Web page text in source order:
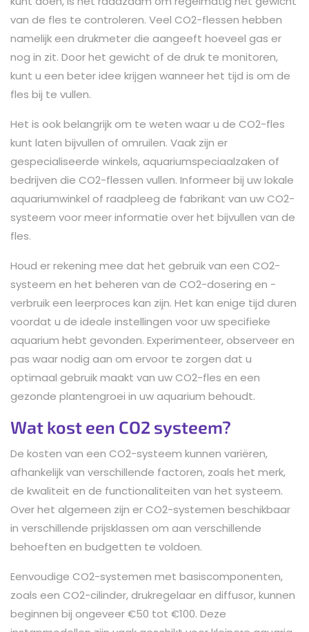
van de fles te controleren. Veel CO2-flessen hebben
namelijk een drukmeter die aangeeft hoeveel gas er
nog in zit. Door het gewicht of de druk te monitoren,
kunt u een beter idee krijgen wanneer het tijd is om de
fles bij te vullen.
Het is ook belangrijk om te weten waar u de CO2-fles
kunt laten bijvullen of omruilen. Vaak zijn er
gespecialiseerde winkels, aquariumspeciaalzaken of
bedrijven die CO2-flessen vullen. Informeer bij uw lokale
aquariumwinkel of raadpleeg de fabrikant van uw CO2-
systeem voor meer informatie over het bijvullen van de
fles.
Houd er rekening mee dat het gebruik van een CO2-
systeem en het beheren van de CO2-dosering en -
verbruik een leerproces kan zijn. Het kan enige tijd duren
voordat u de ideale instellingen voor uw specifieke
aquarium hebt gevonden. Experimenteer, observeer en
pas waar nodig aan om ervoor te zorgen dat u
optimaal gebruik maakt van uw CO2-fles en een
gezonde plantengroei in uw aquarium behoudt.
Wat kost een CO2 systeem?
De kosten van een CO2-systeem kunnen variëren,
afhankelijk van verschillende factoren, zoals het merk,
de kwaliteit en de functionaliteiten van het systeem.
Over het algemeen zijn er CO2-systemen beschikbaar
in verschillende prijsklassen om aan verschillende
behoeften en budgetten te voldoen.
Eenvoudige CO2-systemen met basiscomponenten,
zoals een CO2-cilinder, drukregelaar en diffusor, kunnen
beginnen bij ongeveer €50 tot €100. Deze